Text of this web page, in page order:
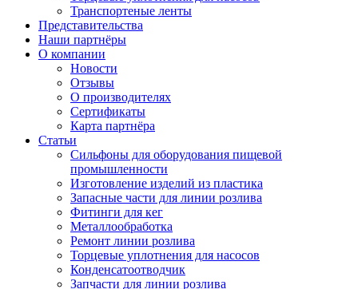
Транспортеные ленты
Представительства
Наши партнёры
О компании
Новости
Отзывы
О производителях
Сертификаты
Карта партнёра
Статьи
Сильфоны для оборудования пищевой
промышленности
Изготовление изделий из пластика
Запасные части для линии розлива
Фитинги для кег
Металлообработка
Ремонт линии розлива
Торцевые уплотнения для насосов
Конденсатоотводчик
Запчасти для линии розлива